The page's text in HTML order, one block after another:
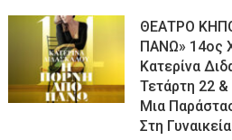
ΘΕΑΤΡΟ
ΠΑΝΩ» 14ος
Κατερίνα
Τετάρτη 22
Μια
Στη